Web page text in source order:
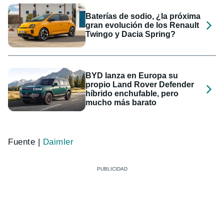
Baterías de sodio, ¿la próxima
gran evolución de los Renault
Twingo y Dacia Spring?
BYD lanza en Europa su
propio Land Rover Defender
híbrido enchufable, pero
mucho más barato
Fuente | Daimler